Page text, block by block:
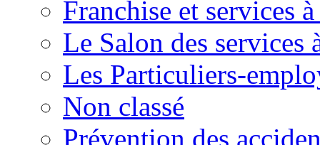
Franchise et services
Le Salon des services
Les Particuliers-
Non classé
Prévention des